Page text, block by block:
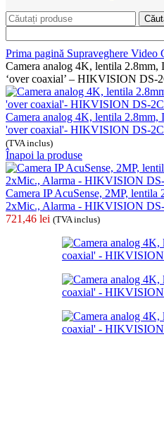
Prima pagină Supraveghere Video
Camera analog 4K, lentila
‘over coaxial’ – HIKVISION DS-
Camera analog 4K, lentila
'over coaxial'- HIKVISION DS-
(TVA inclus)
Înapoi la produse
Camera IP AcuSense, 2MP,
2xMic., Alarma - HIKVISION
721,46 lei (TVA inclus)